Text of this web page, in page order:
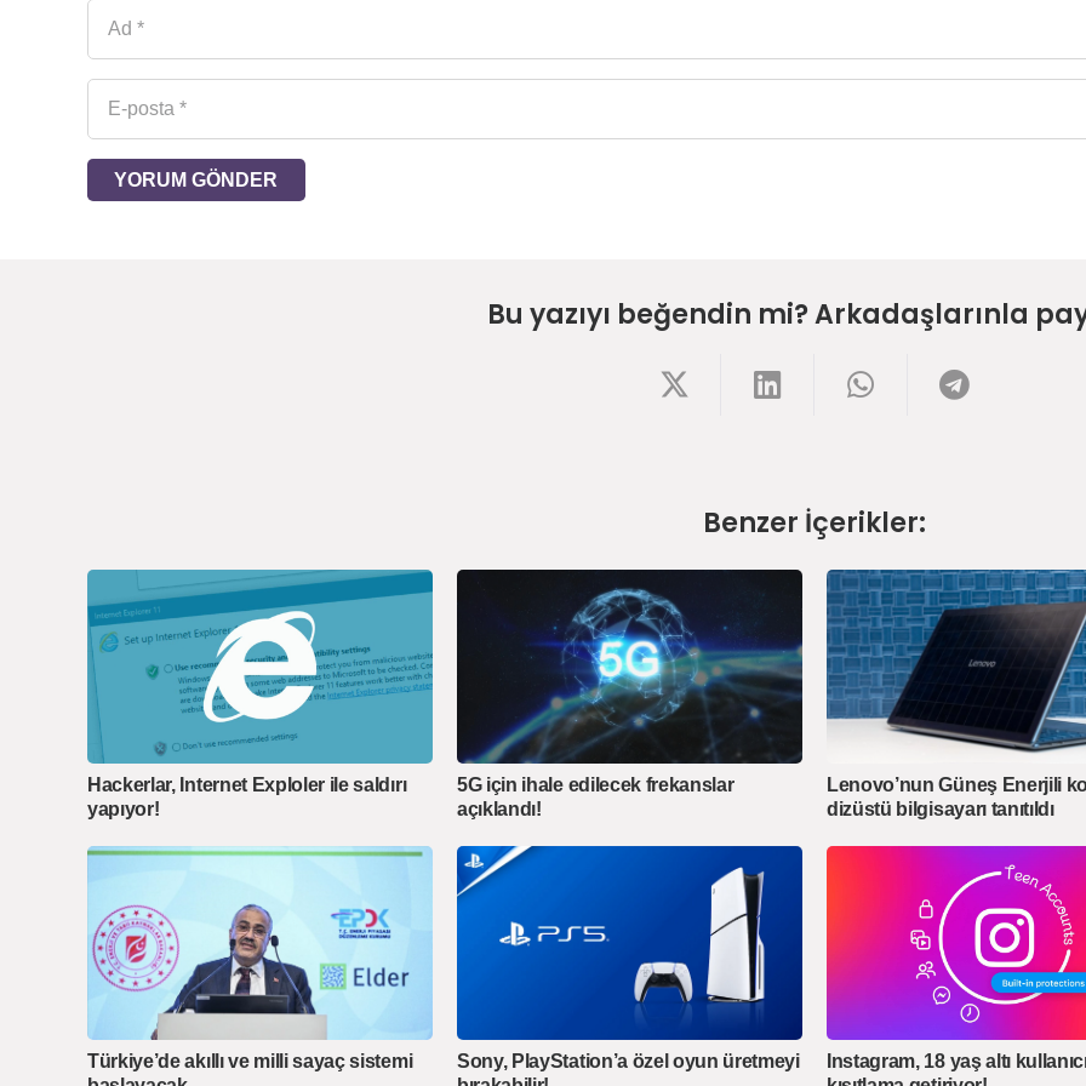
YORUM GÖNDER
Bu yazıyı beğendin mi? Arkadaşlarınla
Benzer İçerikler:
Hackerlar, Internet Exploler ile saldırı
yapıyor!
5G için ihale edilecek frekanslar
açıklandı!
Lenovo’nun Güneş Enerjili
dizüstü bilgisayarı tanıtıldı
Türkiye’de akıllı ve milli sayaç sistemi
Sony, PlayStation’a özel oyun üretmeyi
Instagram, 18 yaş altı